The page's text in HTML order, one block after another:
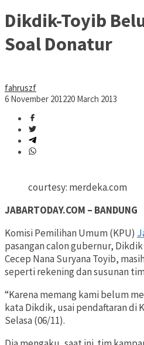
Dikdik-Toyib
Soal Donatur
fahruszf
6 November 201220 March 2013
courtesy: merdeka.com
JABARTODAY.COM – BANDUNG
Komisi Pemilihan Umum (KPU)
pasangan calon gubernur,
Cecep Nana Suryana Toyib,
seperti rekening dan susunan
“Karena memang kami belum
kata Dikdik, usai pendaftaran di
Selasa (06/11).